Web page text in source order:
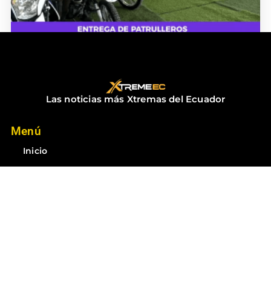
No hay comentarios
Las noticias más Xtremas del Ecuador
Menú
Inicio